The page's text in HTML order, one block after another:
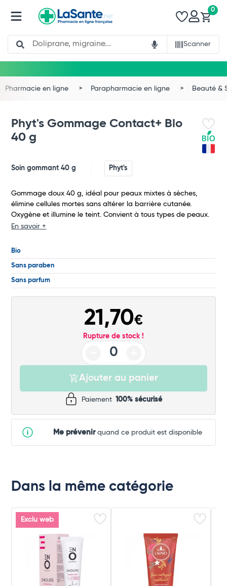
Search
Scanner
0
Total
Pharmacie en ligne Parapharmacie en ligne Beauté &
Phyt's Gommage Contact+ Bio
40 g
Soin gommant 40 g Phyt's
Gommage doux 40 g, idéal pour peaux mixtes à sèches,
élimine cellules mortes sans altérer la barrière cutanée.
Oxygène et illumine le teint. Convient à tous types de peaux.
En savoir +
Bio
Sans paraben
Sans parfum
21,70€
Rupture de stock !
Ajouter au panier
Paiement 100% sécurisé
Me prévenirquand ce produit est disponible
Dans la même catégorie
Exclu web